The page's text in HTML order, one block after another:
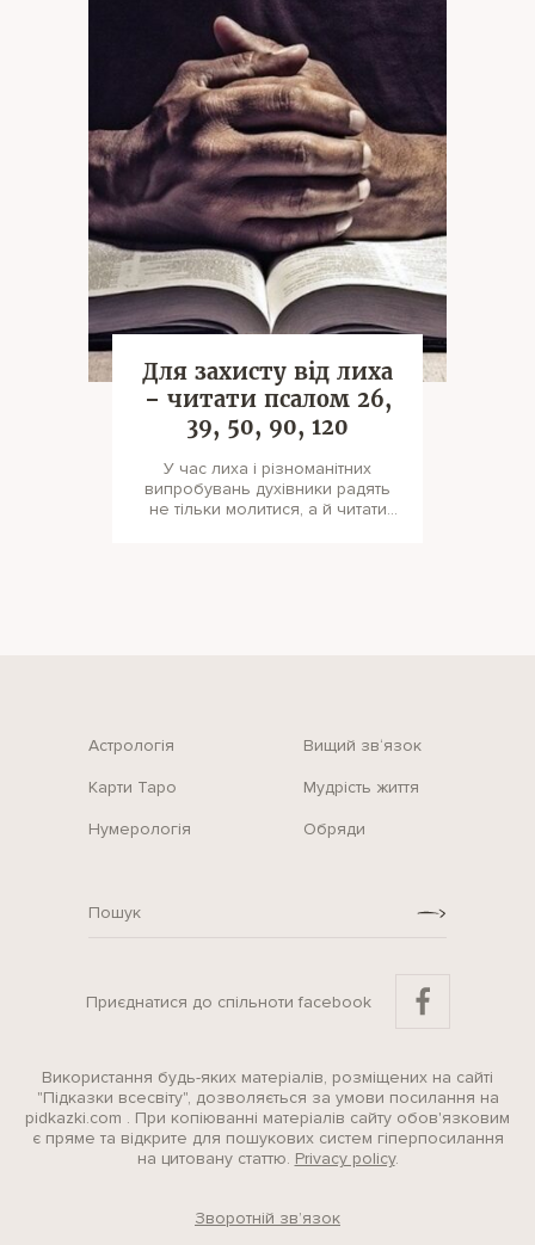
Для захисту від лиха
– читати псалом 26,
39, 50, 90, 120
У час лиха і різноманітних
випробувань духівники радять
не тільки молитися, а й читати
Астрологія Вищий зв‘язок
Карти Таро Мудрість життя
Нумерологія Обряди
Приєднатися до спільноти facebook
Використання будь-яких матеріалів, розміщених на сайті
"Підказки всесвіту", дозволяється за умови посилання на
pidkazki.com . При копіюванні матеріалів сайту обов'язковим
є пряме та відкрите для пошукових систем гіперпосилання
на цитовану статтю. Privacy policy.
Зворотній зв’язок